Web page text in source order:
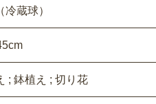
冷蔵球）
; 鉢植え ; 切り花